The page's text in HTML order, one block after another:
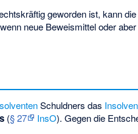
geworden ist, kann
neue Beweismittel oder
Schuldners das
(§ 27 InsO). Gegen die